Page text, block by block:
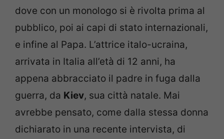
dove con un monologo si è rivolta prima al
pubblico, poi ai capi di stato internazionali,
e infine al Papa. L’attrice italo-ucraina,
arrivata in Italia all’età di 12 anni, ha
appena abbracciato il padre in fuga dalla
guerra, da Kiev, sua città natale. Mai
avrebbe pensato, come dalla stessa donna
dichiarato in una recente intervista, di